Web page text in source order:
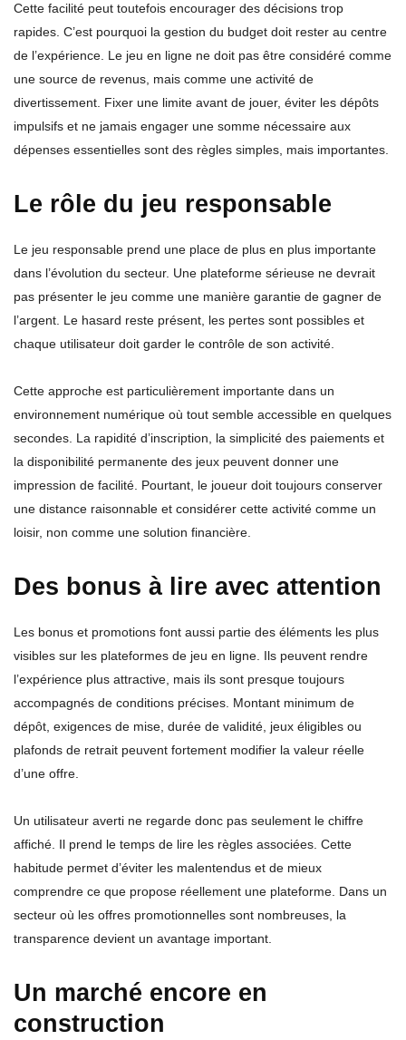
Cette facilité peut toutefois encourager des décisions trop
rapides. C’est pourquoi la gestion du budget doit rester au centre
de l’expérience. Le jeu en ligne ne doit pas être considéré comme
une source de revenus, mais comme une activité de
divertissement. Fixer une limite avant de jouer, éviter les dépôts
impulsifs et ne jamais engager une somme nécessaire aux
dépenses essentielles sont des règles simples, mais importantes.
Le rôle du jeu responsable
Le jeu responsable prend une place de plus en plus importante
dans l’évolution du secteur. Une plateforme sérieuse ne devrait
pas présenter le jeu comme une manière garantie de gagner de
l’argent. Le hasard reste présent, les pertes sont possibles et
chaque utilisateur doit garder le contrôle de son activité.
Cette approche est particulièrement importante dans un
environnement numérique où tout semble accessible en quelques
secondes. La rapidité d’inscription, la simplicité des paiements et
la disponibilité permanente des jeux peuvent donner une
impression de facilité. Pourtant, le joueur doit toujours conserver
une distance raisonnable et considérer cette activité comme un
loisir, non comme une solution financière.
Des bonus à lire avec attention
Les bonus et promotions font aussi partie des éléments les plus
visibles sur les plateformes de jeu en ligne. Ils peuvent rendre
l’expérience plus attractive, mais ils sont presque toujours
accompagnés de conditions précises. Montant minimum de
dépôt, exigences de mise, durée de validité, jeux éligibles ou
plafonds de retrait peuvent fortement modifier la valeur réelle
d’une offre.
Un utilisateur averti ne regarde donc pas seulement le chiffre
affiché. Il prend le temps de lire les règles associées. Cette
habitude permet d’éviter les malentendus et de mieux
comprendre ce que propose réellement une plateforme. Dans un
secteur où les offres promotionnelles sont nombreuses, la
transparence devient un avantage important.
Un marché encore en
construction